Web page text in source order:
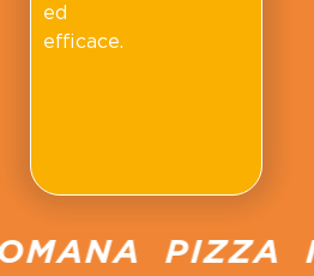
ed
efficace.
PIZZA